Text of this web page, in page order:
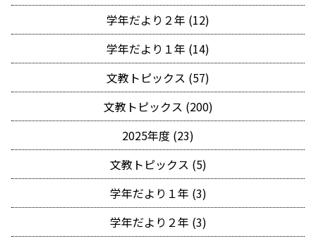
学年だより２年 (12)
学年だより１年 (14)
文教トピックス (57)
文教トピックス (200)
2025年度 (23)
文教トピックス (5)
学年だより１年 (3)
学年だより２年 (3)